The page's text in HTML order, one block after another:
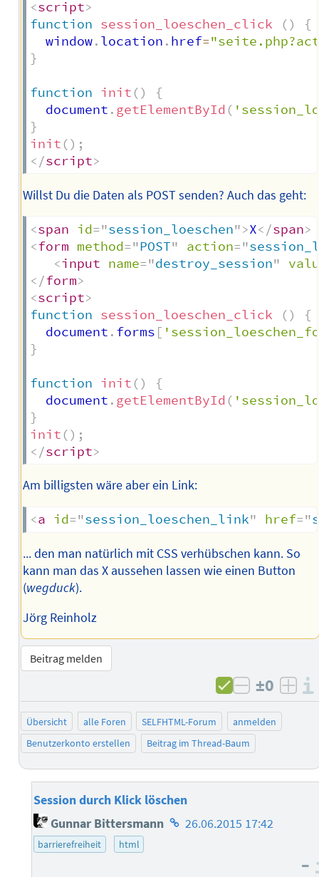
<script>
function session_loeschen_click ()
{
  window
. location . href=
}
function init ()
{
  document
. getElementById (
}
init () ;
</script>
Willst Du die Daten als POST senden? Auch das geht:
<span id="session_loeschen">X</span>
<form method="POST" action="
<input name="destroy_session"
</form>
<script>
function session_loeschen_click ()
{
  document
. forms [
}
function init ()
{
  document
. getElementById (
}
init () ;
</script>
Am billigsten wäre aber ein Link:
<a id="session_loeschen_link" href="
... den man natürlich mit CSS verhübschen kann. So
kann man das X aussehen lassen wie einen Button
(wegduck).
Jörg Reinholz
Beitrag melden
negativ
±0
Übersicht alle Foren SELFHTML-Forum
anmelden
Benutzerkonto erstellen
Beitrag im Thread-Baum
Session durch Klick löschen
Gunnar Bittersmann Homepage
26.06.2015 17:42
barrierefreiheit html
–